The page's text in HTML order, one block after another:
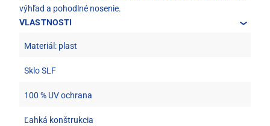
výhľad a pohodlné nosenie.
VLASTNOSTI
Materiál: plast
Sklo SLF
100 % UV ochrana
Ľahká konštrukcia